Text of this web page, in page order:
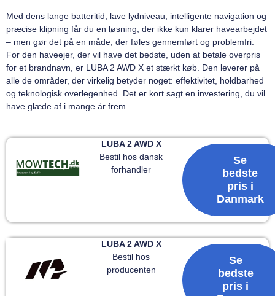
Med dens lange batteritid, lave lydniveau, intelligente navigation og
præcise klipning får du en løsning, der ikke kun klarer havearbejdet
– men gør det på en måde, der føles gennemført og problemfri.
For den haveejer, der vil have det bedste, uden at betale overpris
for et brandnavn, er LUBA 2 AWD X et stærkt køb. Den leverer på
alle de områder, der virkelig betyder noget: effektivitet, holdbarhed
og teknologisk overlegenhed. Det er kort sagt en investering, du vil
have glæde af i mange år frem.
LUBA 2 AWD X
Bestil hos dansk
forhandler
Se
bedste
pris i
Danmark
LUBA 2 AWD X
Bestil hos
producenten
Se
bedste
pris i